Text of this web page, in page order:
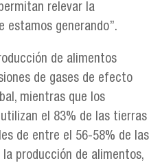
relevar la
estamos generando”.
de alimentos
de gases de efecto
mientras que los
el 83% de las tierras
de entre el 56-58% de las
producción de alimentos,